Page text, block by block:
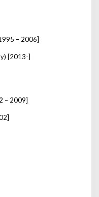
– 2006]
[2013-]
– 2009]